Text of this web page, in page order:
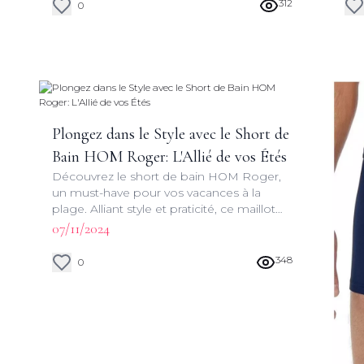
0 312
Plongez dans le Style avec le Short de
Bain HOM Roger: L'Allié de vos Étés
Découvrez le short de bain HOM Roger,
un must-have pour vos vacances à la
plage. Alliant style et praticité, ce maillot
de bain vous accompagnera dans toutes
vos aventures estivales.
07/11/2024
0 348